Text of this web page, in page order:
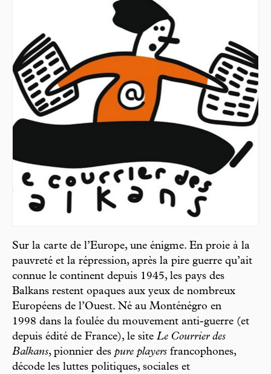
Sur la carte de l’Europe, une énigme. En proie à la
pauvreté et la répression, après la pire guerre qu’ait
connue le continent depuis 1945, les pays des
Balkans restent opaques aux yeux de nombreux
Européens de l’Ouest. Né au Monténégro en
1998 dans la foulée du mouvement anti-guerre (et
depuis édité de France), le site Le Courrier des
Balkans, pionnier des pure players francophones,
décode les luttes politiques, sociales et